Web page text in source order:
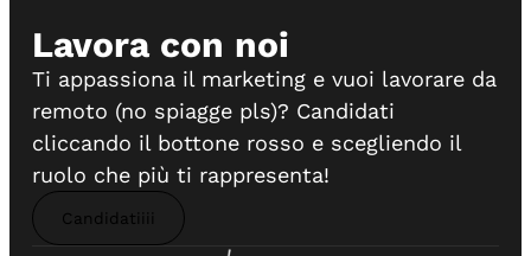
Lavora con noi
Ti appassiona il marketing e vuoi lavorare da
remoto (no spiagge pls)? Candidati
cliccando il bottone rosso e scegliendo il
ruolo che più ti rappresenta!
Candidatiiii